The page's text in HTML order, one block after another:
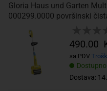
Gloria Haus und Garten
000299.0000 površinski
Dostava:
490.00
sa PDV